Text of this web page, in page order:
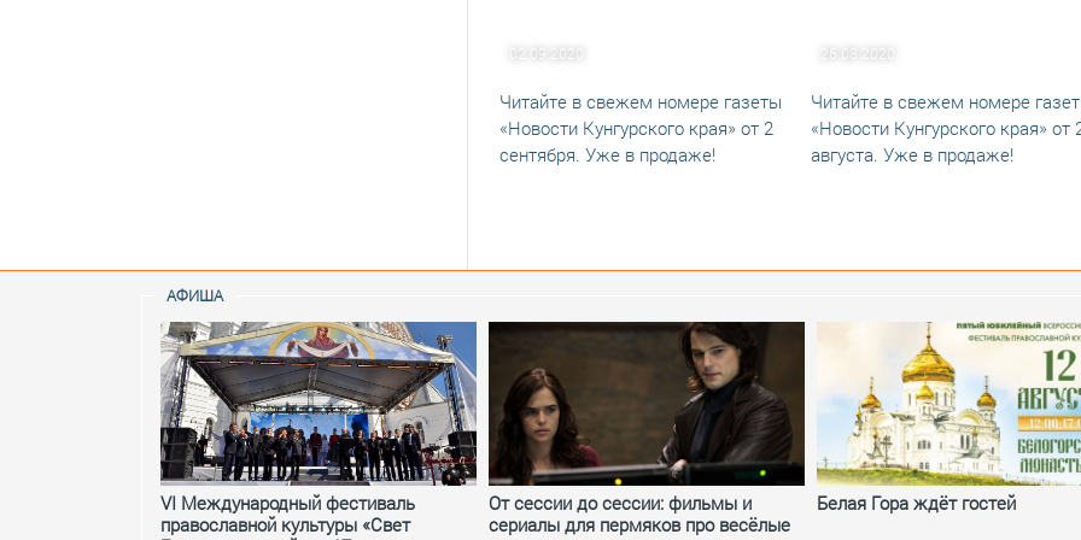
02.09.2020
Читайте в свежем номере газеты
«Новости Кунгурского края» от 2
сентября. Уже в продаже!
26.08.2020
Читайте в свежем номере
«Новости Кунгурского края» от
августа. Уже в продаже!
АФИША
VI Международный фестиваль
православной культуры «Свет
От сессии до сессии: фильмы и
сериалы для пермяков про весёлые
Белая Гора ждёт гостей